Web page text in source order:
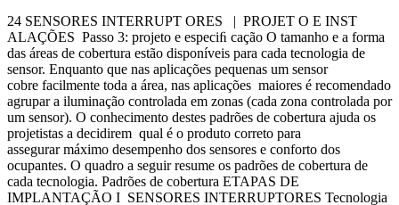
24 SENSORES INTERRUPT ORES | PROJET O E INST
ALAÇÕES Passo 3: projeto e especiﬁ cação O tamanho e a forma
das áreas de cobertura estão disponíveis para cada tecnologia de
sensor. Enquanto que nas aplicações pequenas um sensor
cobre facilmente toda a área, nas aplicações maiores é recomendado
agrupar a iluminação controlada em zonas (cada zona controlada por
um sensor). O conhecimento destes padrões de cobertura ajuda os
projetistas a decidirem qual é o produto correto para
assegurar máximo desempenho dos sensores e conforto dos
ocupantes. O quadro a seguir resume os padrões de cobertura de
cada tecnologia. Padrões de cobertura ETAPAS DE
IMPLANTAÇÃO I SENSORES INTERRUPTORES Tecnologia